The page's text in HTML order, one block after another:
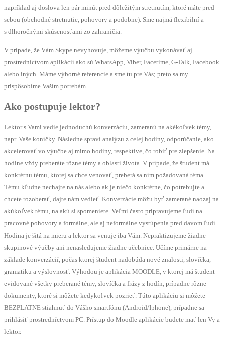
napríklad aj doslova len pár minút pred dôležitým stretnutím, ktoré máte pred
sebou (obchodné stretnutie, pohovory a podobne). Sme najmä flexibilní a
s dlhoročnými skúsenosťami zo zahraničia.
V prípade, že Vám Skype nevyhovuje, môžeme výučbu vykonávať aj
prostredníctvom aplikácií ako sú WhatsApp, Viber, Facetime, G-Talk, Facebook
alebo iných. Máme výborné referencie a sme tu pre Vás; preto sa my
prispôsobíme Vaším potrebám.
Ako postupuje lektor?
Lektor s Vami vedie jednoduchú konverzáciu, zameranú na akékoľvek témy,
napr. Vaše koníčky. Následne spraví analýzu z celej hodiny, odporúčanie, ako
akcelerovať vo výučbe aj mimo hodiny, respektíve, čo robiť pre zlepšenie. Na
hodine vždy preberáte rôzne témy a oblasti života. V prípade, že študent má
konkrétnu tému, ktorej sa chce venovať, preberá sa ním požadovaná téma.
Tému kľudne nechajte na nás alebo ak je niečo konkrétne, čo potrebujte a
chcete rozoberať, dajte nám vedieť. Konverzácie môžu byť zamerané naozaj na
akúkoľvek tému, na akú si spomeniete. Veľmi často pripravujeme ľudí na
pracovné pohovory a formálne, ale aj neformálne vystúpenia pred davom ľudí.
Hodina je šitá na mieru a lektor sa venuje iba Vám. Nepraktizujeme žiadne
skupinové výučby ani nenasledujeme žiadne učebnice. Učíme primárne na
základe konverzácií, počas ktorej študent nadobúda nové znalosti, slovíčka,
gramatiku a výslovnosť. Výhodou je aplikácia MOODLE, v ktorej má študent
evidované všetky preberané témy, slovíčka a frázy z hodín, prípadne rôzne
dokumenty, ktoré si môžete kedykoľvek pozrieť. Túto aplikáciu si môžete
BEZPLATNE stiahnuť do Vášho smartfónu (Android/Iphone), prípadne sa
prihlásiť prostredníctvom PC. Prístup do Moodle aplikácie budete mať len Vy a
lektor.